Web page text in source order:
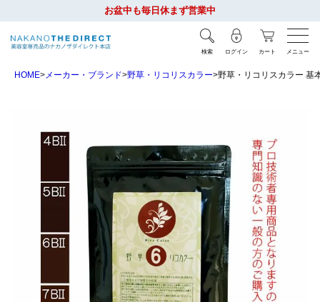
お盆中も毎日休まず営業中
検索 ログイン カート メニュー
HOME メーカー・ブランド 野草・リコリスカラー 野草・リコリスカラー 基